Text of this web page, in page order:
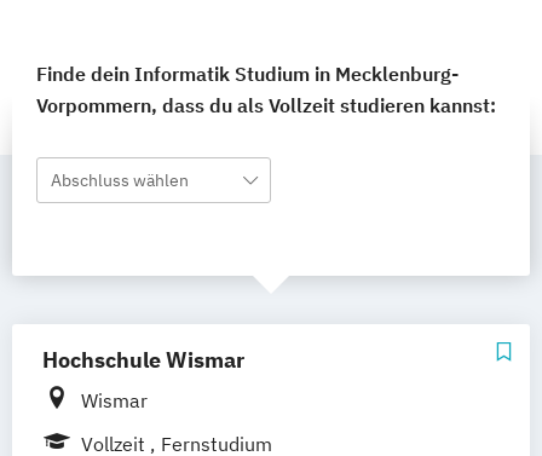
Finde dein Informatik Studium in Mecklenburg-
Vorpommern, dass du als Vollzeit studieren kannst:
Abschluss wählen
Hochschule Wismar
Wismar
Vollzeit
Fernstudium